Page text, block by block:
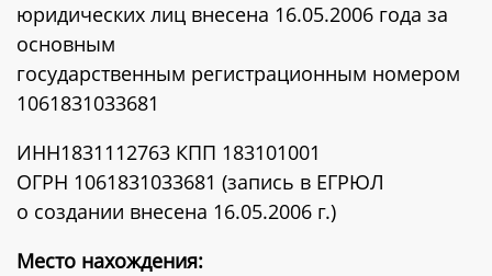
юридических лиц внесена 16.05.2006 года за
основным
государственным регистрационным номером
1061831033681
ИНН1831112763 КПП 183101001
ОГРН 1061831033681 (запись в ЕГРЮЛ
о создании внесена 16.05.2006 г.)
Место нахождения: